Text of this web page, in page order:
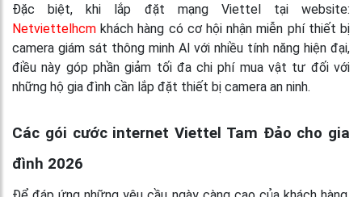
Đặc biệt, khi lắp đặt mạng Viettel tại website:
Netviettelhcm khách hàng có cơ hội nhận miễn phí thiết bị
camera giám sát thông minh AI với nhiều tính năng hiện đại,
điều này góp phần giảm tối đa chi phí mua vật tư đối với
những hộ gia đình cần lắp đặt thiết bị camera an ninh.
Các gói cước internet Viettel Tam Đảo cho gia
đình 2026